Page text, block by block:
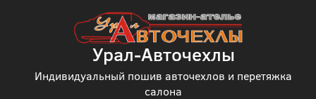
Урал-Авточехлы
Индивидуальный пошив авточехлов и перетяжка
салона